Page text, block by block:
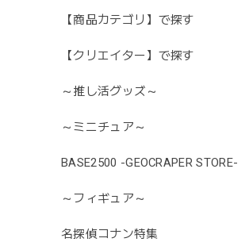
【商品カテゴリ】で探す
【クリエイター】で探す
～推し活グッズ～
～ミニチュア～
BASE2500 -GEOCRAPER STORE-
～フィギュア～
名探偵コナン特集